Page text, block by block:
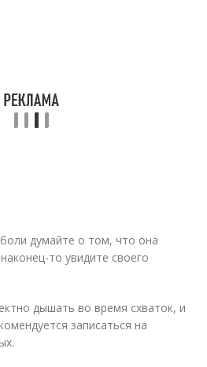
думайте о том, что она
то увидите своего
дышать во время схваток, и
записаться на